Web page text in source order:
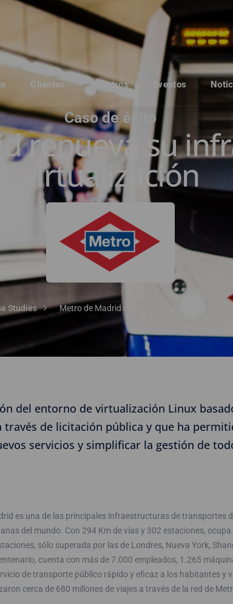
Clientes Nosotros Eventos
Caso de éxito
renueva su
virtualización
Studies Metro de Madrid renueva su infraestructura
del entorno de virtualización Linux
de licitación pública y que ha
servicios y simplificar la gestión de
es una de las principales infraestructuras de transportes
del mundo. Con 294 Km de vías y 302 estaciones,
sólo superada por las de Londres, Nueva York,
cuenta con más de 7.000 empleados, 1.265
de transporte público rápido y eficaz a los habitantes y
cerca de 680 millones de viajes a través de la red de